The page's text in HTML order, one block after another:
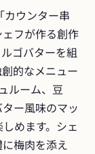
カウンター串
フが作る創作
ゴバターを組
的なメニュー
ルーム、豆
ー風味のマッ
めます。シェ
梅肉を添え